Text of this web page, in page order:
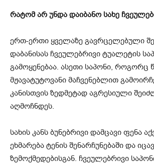
რატომ არ უნდა დაიბანო სახე
ერთ-ერთი ყველაზე გავრცელებული
დაბანისას ჩვეულებრივი ტუალეტის
გამოყენებაა. ასეთი საპონი, როგორც
მჟავატუტოვანი მაჩვენებლით
კანისთვის ზედმეტად აგრესიული
აღმოჩნდეს.
სახის კანს ბუნებრივი დამცავი ფენა
ეხმარება ტენის შენარჩუნებაში და
ზემოქმედებისგან. ჩვეულებრივი